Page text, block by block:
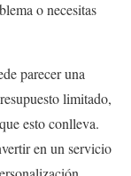
o necesitas
parecer una
limitado,
esto conlleva.
en un servicio